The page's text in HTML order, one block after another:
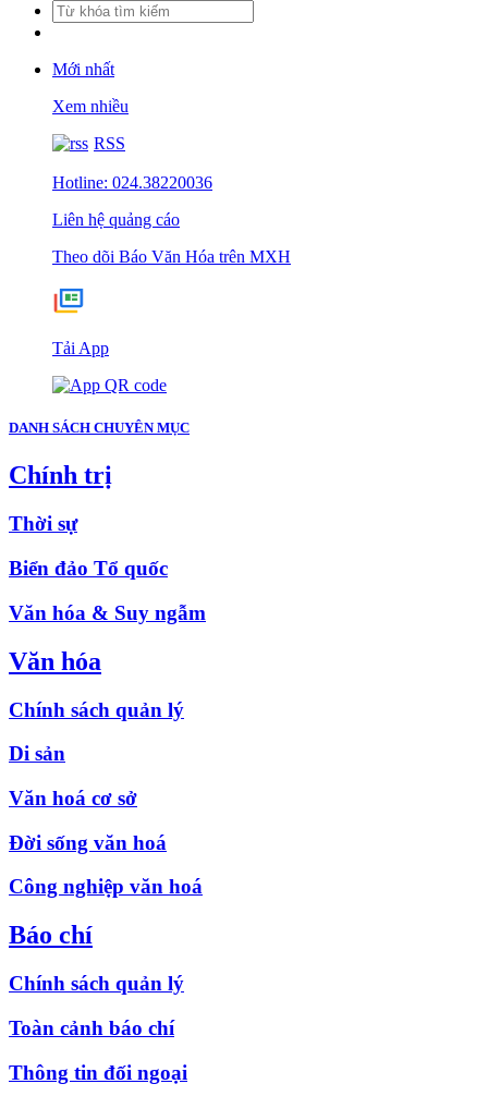
Mới nhất
Xem nhiều
RSS
Hotline: 024.38220036
Liên hệ quảng cáo
Theo dõi Báo Văn Hóa trên MXH
Tải App
DANH SÁCH CHUYÊN MỤC
Chính trị
Thời sự
Biển đảo Tổ quốc
Văn hóa & Suy ngẫm
Văn hóa
Chính sách quản lý
Di sản
Văn hoá cơ sở
Đời sống văn hoá
Công nghiệp văn hoá
Báo chí
Chính sách quản lý
Toàn cảnh báo chí
Thông tin đối ngoại